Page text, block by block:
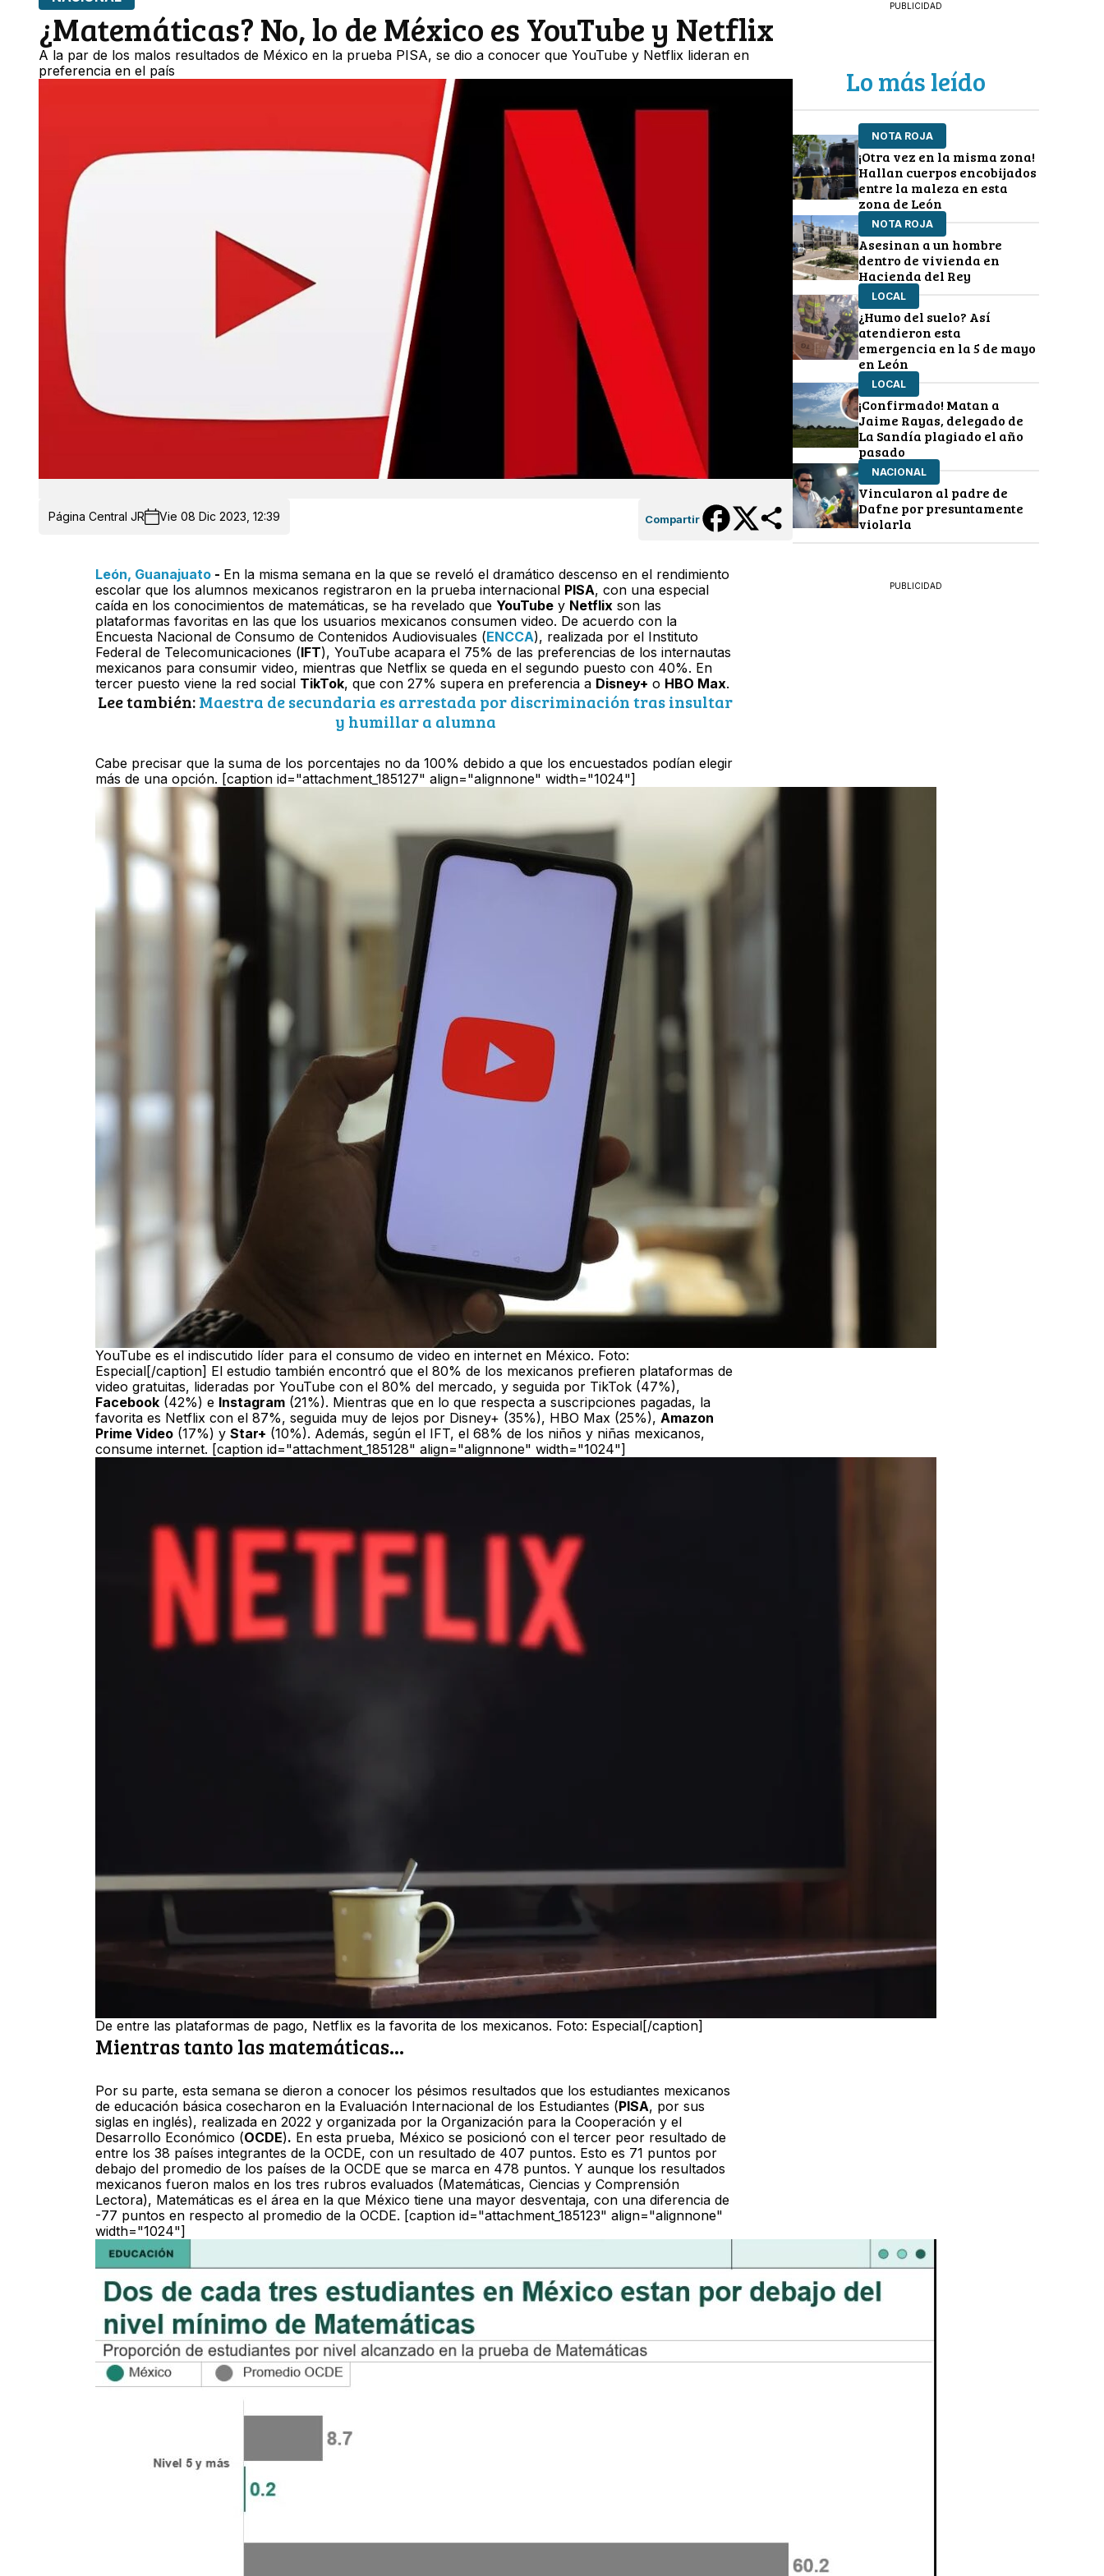
¿Matemáticas? No, lo de México es YouTube y Netflix
A la par de los malos resultados de México en la prueba PISA, se dio a conocer que YouTube y Netflix lideran en
preferencia en el país
Página Central JR Vie 08 Dic 2023, 12:39 Compartir
León, Guanajuato- En la misma semana en la que se reveló el dramático descenso en el rendimiento
escolar que los alumnos mexicanos registraron en la prueba internacional PISA, con una especial
caída en los conocimientos de matemáticas, se ha revelado que YouTubey Netflix son las
plataformas favoritas en las que los usuarios mexicanos consumen video. De acuerdo con la
Encuesta Nacional de Consumo de Contenidos Audiovisuales (ENCCA), realizada por el Instituto
Federal de Telecomunicaciones (IFT), YouTube acapara el 75% de las preferencias de los internautas
mexicanos para consumir video, mientras que Netflix se queda en el segundo puesto con 40%. En
tercer puesto viene la red social TikTok, que con 27% supera en preferencia a Disney+ o HBO Max.
Lee también:Maestra de secundaria es arrestada por discriminación tras insultar
y humillar a alumna
Cabe precisar que la suma de los porcentajes no da 100% debido a que los encuestados podían elegir
más de una opción. [caption id="attachment_185127" align="alignnone" width="1024"]
YouTube es el indiscutido líder para el consumo de video en internet en México. Foto:
Especial[/caption] El estudio también encontró que el 80% de los mexicanos prefieren plataformas de
video gratuitas, lideradas por YouTube con el 80% del mercado, y seguida por TikTok (47%),
Facebook(42%) e Instagram(21%). Mientras que en lo que respecta a suscripciones pagadas, la
favorita es Netflix con el 87%, seguida muy de lejos por Disney+ (35%), HBO Max (25%), Amazon
Prime Video(17%) y Star+ (10%). Además, según el IFT, el 68% de los niños y niñas mexicanos,
consume internet. [caption id="attachment_185128" align="alignnone" width="1024"]
De entre las plataformas de pago, Netflix es la favorita de los mexicanos. Foto: Especial[/caption]
Mientras tanto las matemáticas...
Por su parte, esta semana se dieron a conocer los pésimos resultados que los estudiantes mexicanos
de educación básica cosecharon en la Evaluación Internacional de los Estudiantes (PISA, por sus
siglas en inglés), realizada en 2022 y organizada por la Organización para la Cooperación y el
Desarrollo Económico (OCDE). En esta prueba, México se posicionó con el tercer peor resultado de
entre los 38 países integrantes de la OCDE, con un resultado de 407 puntos. Esto es 71 puntos por
debajo del promedio de los países de la OCDE que se marca en 478 puntos. Y aunque los resultados
mexicanos fueron malos en los tres rubros evaluados (Matemáticas, Ciencias y Comprensión
Lectora), Matemáticas es el área en la que México tiene una mayor desventaja, con una diferencia de
-77 puntos en respecto al promedio de la OCDE. [caption id="attachment_185123" align="alignnone"
width="1024"]
PUBLICIDAD
Lo más leído
NOTA ROJA
¡Otra vez en la misma zona!
Hallan cuerpos encobijados
entre la maleza en esta
zona de León
NOTA ROJA
Asesinan a un hombre
dentro de vivienda en
Hacienda del Rey
LOCAL
¿Humo del suelo? Así
atendieron esta
emergencia en la 5 de mayo
en León
LOCAL
¡Confirmado! Matan a
Jaime Rayas, delegado de
La Sandía plagiado el año
pasado
NACIONAL
Vincularon al padre de
Dafne por presuntamente
violarla
PUBLICIDAD